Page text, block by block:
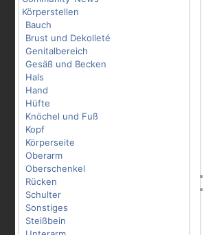
Körperstellen
Bauch
Brust und Dekolleté
Genitalbereich
Gesäß und Becken
Hals
Hand
Hüfte
Knöchel und Fuß
Kopf
Körperseite
Oberarm
Oberschenkel
Rücken
Schulter
Sonstiges
Steißbein